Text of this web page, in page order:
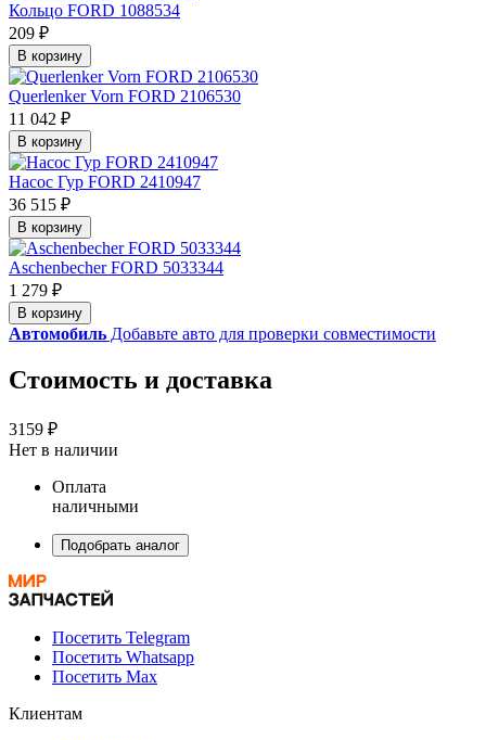
Кольцо FORD 1088534
209 ₽
В корзину
Querlenker Vorn FORD 2106530
11 042 ₽
В корзину
Насос Гур FORD 2410947
36 515 ₽
В корзину
Aschenbecher FORD 5033344
1 279 ₽
В корзину
Автомобиль Добавьте авто для проверки совместимости
Стоимость и доставка
3159 ₽
Нет в наличии
Оплата
наличными
Подобрать аналог
Посетить Telegram
Посетить Whatsapp
Посетить Max
Клиентам